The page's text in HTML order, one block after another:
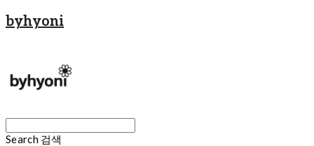
byhyoni
Search 검색